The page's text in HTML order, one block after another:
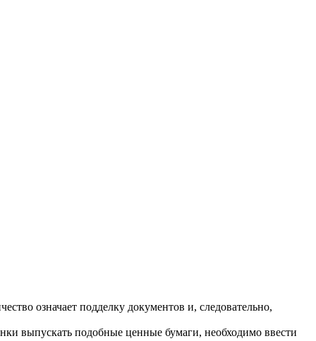
означает подделку документов и, следовательно,
выпускать подобные ценные бумаги, необходимо ввести